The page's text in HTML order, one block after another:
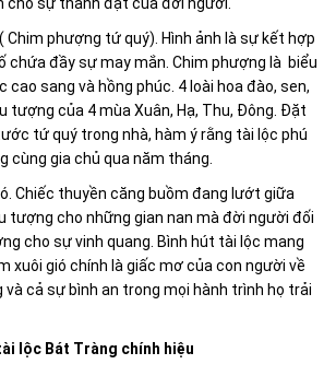
cho sự thành đạt của đời người.
Chim phượng tứ quý). Hình ảnh là sự kết hợp
chứa đầy sự may mắn. Chim phượng là biểu
cao sang và hồng phúc. 4 loài hoa đào, sen,
tượng của 4 mùa Xuân, Hạ, Thu, Đông. Đặt
tứ quý trong nhà, hàm ý rằng tài lộc phú
cùng gia chủ qua năm tháng.
Chiếc thuyền căng buồm đang lướt giữa
tượng cho những gian nan mà đời người đối
cho sự vinh quang. Bình hút tài lộc mang
xuôi gió chính là giấc mơ của con người về
và cả sự bình an trong mọi hành trình họ trải
lộc Bát Tràng chính hiệu